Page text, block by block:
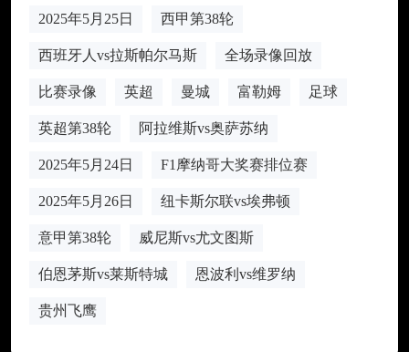
2025年5月25日 西甲第38轮
西班牙人vs拉斯帕尔马斯 全场录像回放
比赛录像 英超 曼城 富勒姆 足球
英超第38轮 阿拉维斯vs奥萨苏纳
2025年5月24日 F1摩纳哥大奖赛排位赛
2025年5月26日 纽卡斯尔联vs埃弗顿
意甲第38轮 威尼斯vs尤文图斯
伯恩茅斯vs莱斯特城 恩波利vs维罗纳
贵州飞鹰